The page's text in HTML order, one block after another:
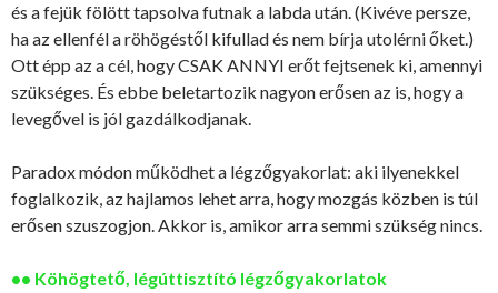
és a fejük fölött tapsolva futnak a labda után. (Kivéve persze,
ha az ellenfél a röhögéstől kifullad és nem bírja utolérni őket.)
Ott épp az a cél, hogy CSAK ANNYI erőt fejtsenek ki, amennyi
szükséges. És ebbe beletartozik nagyon erősen az is, hogy a
levegővel is jól gazdálkodjanak.
Paradox módon működhet a légzőgyakorlat: aki ilyenekkel
foglalkozik, az hajlamos lehet arra, hogy mozgás közben is túl
erősen szuszogjon. Akkor is, amikor arra semmi szükség nincs.
•• Köhögtető, légúttisztító légzőgyakorlatok